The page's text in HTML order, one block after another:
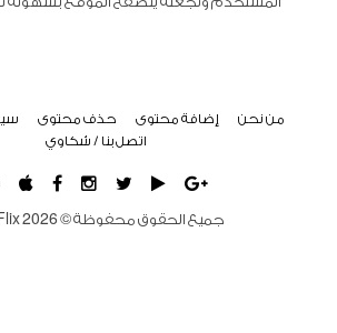
من نحن إضافة محتوى حذف محتوى
اتصل بنا / شكاوي
جميع الحقوق محفوظة ©2026